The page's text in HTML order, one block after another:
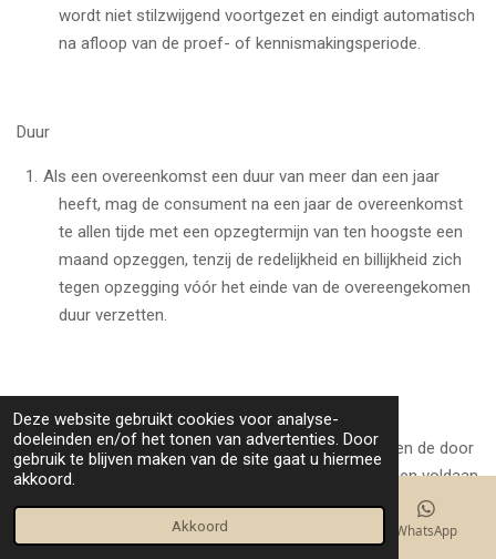
Deze website gebruikt cookies voor analyse-
doeleinden en/of het tonen van advertenties. Door
gebruik te blijven maken van de site gaat u hiermee
akkoord.
Akkoord
wordt niet stilzwijgend voortgezet en eindigt automatisch
na afloop van de proef- of kennismakingsperiode.
Duur
Als een overeenkomst een duur van meer dan een jaar
heeft, mag de consument na een jaar de overeenkomst
te allen tijde met een opzegtermijn van ten hoogste een
maand opzeggen, tenzij de redelijkheid en billijkheid zich
tegen opzegging vóór het einde van de overeengekomen
duur verzetten.
Voor zover niet anders is overeengekomen, dienen de door
de consument verschuldigde bedragen te worden voldaan
binnen 7 werkdagen na het ingaan van de bedenktermijn
als bedoeld in artikel 6 lid 1. In geval van een
Kaart WhatsApp